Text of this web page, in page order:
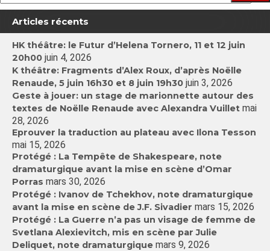
Articles récents
HK théâtre: le Futur d’Helena Tornero, 11 et 12 juin
20h00 juin 4, 2026
K théâtre: Fragments d’Alex Roux, d’après Noëlle
Renaude, 5 juin 16h30 et 8 juin 19h30 juin 3, 2026
Geste à jouer: un stage de marionnette autour des
textes de Noëlle Renaude avec Alexandra Vuillet mai
28, 2026
Eprouver la traduction au plateau avec Ilona Tesson
mai 15, 2026
Protégé : La Tempête de Shakespeare, note
dramaturgique avant la mise en scène d’Omar
Porras mars 30, 2026
Protégé : Ivanov de Tchekhov, note dramaturgique
avant la mise en scène de J.F. Sivadier mars 15, 2026
Protégé : La Guerre n’a pas un visage de femme de
Svetlana Alexievitch, mis en scène par Julie
Deliquet, note dramaturgique mars 9, 2026